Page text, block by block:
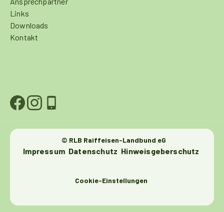
Links
Downloads
Kontakt
© RLB Raiffeisen-Landbund eG
Impressum Datenschutz Hinweisgeberschutz
Cookie-Einstellungen